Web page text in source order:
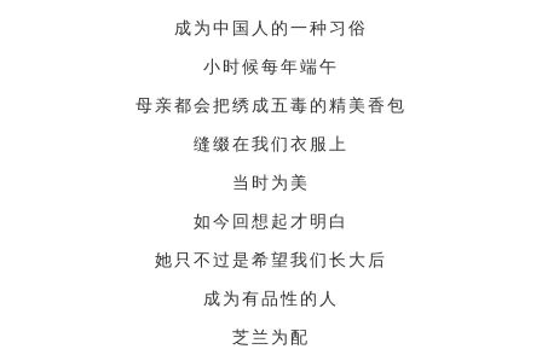
成为中国人的一种习俗
小时候每年端午
母亲都会把绣成五毒的精美香包
缝缀在我们衣服上
当时为美
如今回想起才明白
她只不过是希望我们长大后
成为有品性的人
芝兰为配